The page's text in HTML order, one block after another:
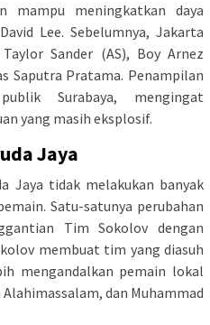
mampu meningkatkan daya
Lee. Sebelumnya, Jakarta
Sander (AS), Boy Arnez
Saputra Pratama. Penampilan
Surabaya, mengingat
yang masih eksplosif.
Jaya
Jaya tidak melakukan banyak
Satu-satunya perubahan
Tim Sokolov dengan
membuat tim yang diasuh
mengandalkan pemain lokal
dan Muhammad